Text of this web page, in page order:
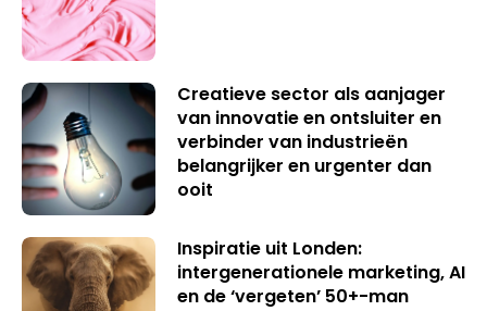
Creatieve sector als aanjager
van innovatie en ontsluiter en
verbinder van industrieën
belangrijker en urgenter dan
ooit
Inspiratie uit Londen:
intergenerationele marketing, AI
en de ‘vergeten’ 50+-man